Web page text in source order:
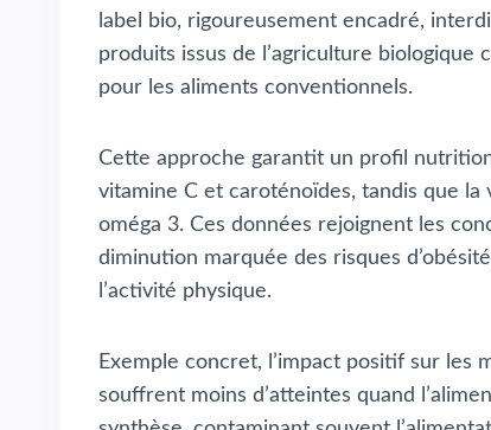
label bio, rigoureusement encadré,
produits issus de l’agriculture biologique
pour les aliments conventionnels.
Cette approche garantit un profil
vitamine C et caroténoïdes, tandis que
oméga 3. Ces données rejoignent les
diminution marquée des risques
l’activité physique.
Exemple concret, l’impact positif sur les
souffrent moins d’atteintes quand